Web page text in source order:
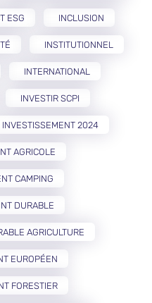
ESG INCLUSION
INSTITUTIONNEL
INTERNATIONAL
INVESTIR SCPI
INVESTISSEMENT 2024
AGRICOLE
CAMPING
DURABLE
AGRICULTURE
EUROPÉEN
FORESTIER